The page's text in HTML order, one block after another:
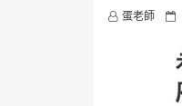
蛋老師
P
t
e
d